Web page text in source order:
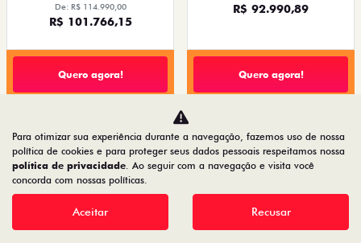
De: R$ 114.990,00
R$ 101.766,15
Quero agora!
R$ 92.990,89
Quero agora!
PULSE ABARTH TURBO 270 FLEX AT 4P 2026
2026/2026
MOBI LIKE 1.0 2026
2026/2026
Para otimizar sua experiência durante a navegação, fazemos uso de nossa
política de cookies e para proteger seus dados pessoais respeitamos nossa
política de privacidade. Ao seguir com a navegação e visita você
concorda com nossas políticas.
Aceitar Recusar